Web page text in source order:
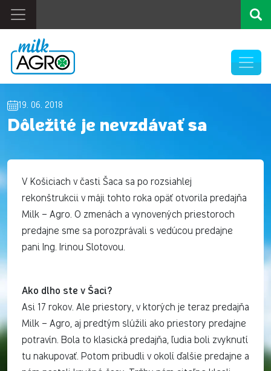
19. 06. 2018
Dôležité je nevzdávať sa
V Košiciach v časti Šaca sa po rozsiahlej
rekonštrukcii v máji tohto roka opäť otvorila predajňa
Milk – Agro. O zmenách a vynovených priestoroch
predajne sme sa porozprávali s vedúcou predajne
pani Ing. Irinou Slotovou.
Ako dlho ste v Šaci?
Asi 17 rokov. Ale priestory, v ktorých je teraz predajňa
Milk – Agro, aj predtým slúžili ako priestory predajne
potravín. Bola to klasická predajňa, ľudia boli zvyknutí
tu nakupovať. Potom pribudli v okolí ďalšie predajne a